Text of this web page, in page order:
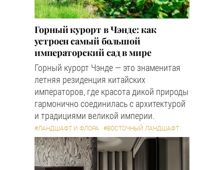
Горный курорт в Чэнде: как
устроен самый большой
императорский сад в мире
Горный курорт Чэнде — это знаменитая
летняя резиденция китайских
императоров, где красота дикой природы
гармонично соединилась с архитектурой
и традициями великой империи.
#ЛАНДШАФТ И ФЛОРА #ВОСТОЧНЫЙ ЛАНДШАФТ